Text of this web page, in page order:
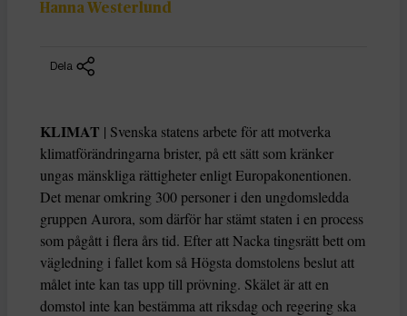
Hanna Westerlund
Dela
KLIMAT | Svenska statens arbete för att motverka
klimatförändringarna brister, på ett sätt som kränker
ungas mänskliga rättigheter enligt Europakonentionen.
Det menar omkring 300 personer i den ungdomsledda
gruppen Aurora, som därför har stämt staten i en process
som pågått i flera års tid. Efter att Nacka tingsrätt bett om
vägledning i fallet kom så Högsta domstolens beslut att
målet inte kan tas upp till prövning. Skälet är att en
domstol inte kan bestämma att riksdag och regering ska